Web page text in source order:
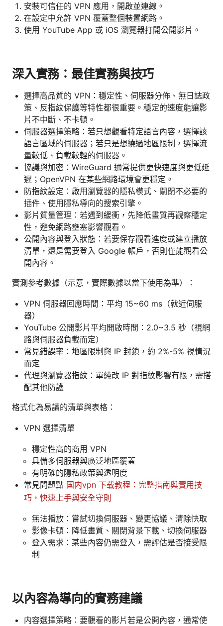
安裝可信任的 VPN 應用，開啟並連線。
在設定中允許 VPN 覆蓋整個裝置網路。
使用 YouTube App 或 iOS 瀏覽器打開公開影片。
深入實務：最佳實務與技巧
選擇高品質的 VPN：穩定性、伺服器分佈、無日誌政
策、反指紋保護等特性都很重要。穩定的速度能讓影
片不中斷、不卡頓。
伺服器選擇策略：若只想觀看特定語言內容，選擇該
語言區域的伺服器；若只是想繞過地區限制，選擇流
量較低、負載較輕的伺服器。
協議與加密：WireGuard 通常提供更快速度與更低延
遲；OpenVPN 在某些網路環境會更穩定。
防指紋設定：啟用瀏覽器的隱私模式、關閉不必要的
插件、使用隱私導向的搜索引擎。
影片質量管理：若遇到緩衝，先降低畫質再觀察穩定
性，避免網路壅塞影響觀看。
公開內容與登入狀態：若要保存觀看進度或建立播放
清單，還是需要登入 Google 帳戶，否則僅能觀看公
開內容。
實測參考數據（示意，實際數據以當下使用為準）：
VPN 伺服器回應時間：平均 15~60 ms（就近伺服
器）
YouTube 公開影片平均開啟時間：2.0~3.5 秒（視網
路與伺服器負載而定）
常見錯誤率：地區限制與 IP 封鎖，約 2%-5% 視情況
而定
代理與瀏覽器指紋：單純改 IP 對指紋影響有限，需搭
配其他防護
格式化為易讀的清單與表格：
VPN 選擇清單
穩定性高的商用 VPN
具備多伺服器與廣泛地區覆蓋
有明確的隱私政策與透明度
常見問題點 国内vpn 下载教程：完整指南與實用技
巧，快速上手與安全守則
無法播放：嘗試切換伺服器、變更協議、清除快取
影像卡頓：降低畫質、關閉背景下載、切換伺服器
登入需求：某些內容仍需登入，需評估是否接受限
制
以內容為導向的實務建議
内容選擇策略：要觀看的影片若是公開內容，通常使